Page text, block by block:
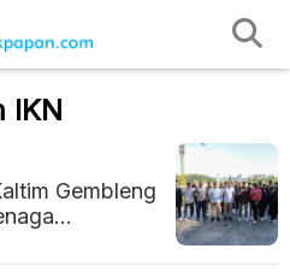
IKN
Gembleng